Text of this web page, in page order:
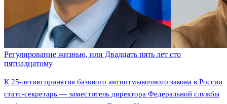
Регулирование жизнью, или Двадцать пять лет сто
пятнадцатому
К 25-летию принятия базового антиотмывочного закона в России
статс-секретарь — заместитель директора Федеральной службы